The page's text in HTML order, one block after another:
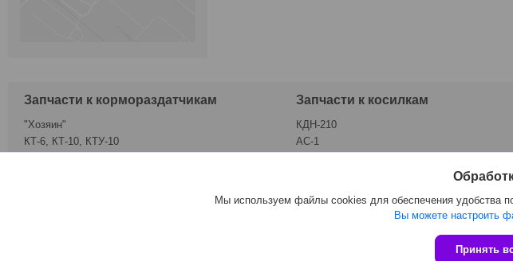
Запчасти к кормораздатчикам
"Хозяин"
КТ-6, КТ-10, КТУ-10
Запчасти к косилкам
КДН-210
АС-1
Сайт
Мы используем файлы cookies для обеспечения удобства
Вы можете настроить
Принять